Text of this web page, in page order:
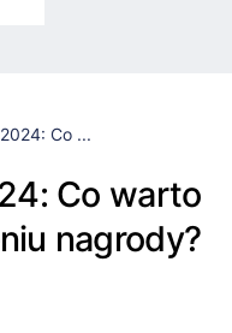
Co ...
Co warto
nagrody?